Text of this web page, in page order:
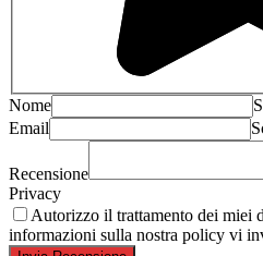
Nome
Email
Recensione
Privacy
Autorizzo il trattamento dei miei
informazioni sulla nostra policy vi